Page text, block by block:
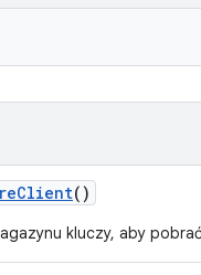
Client()
kluczy, aby